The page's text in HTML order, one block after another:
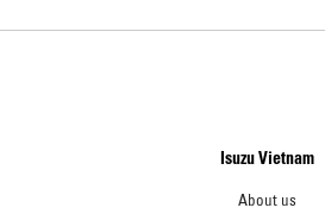
Isuzu Vietnam
About us